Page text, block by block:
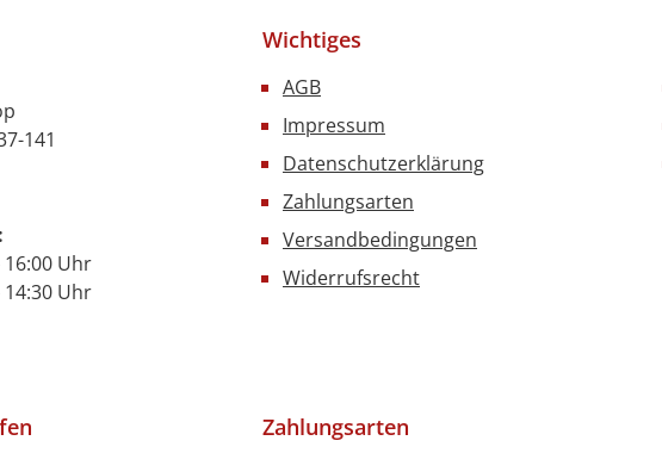
141
16:00 Uhr
Uhr
Wichtiges
AGB
Impressum
Datenschutzerklärung
Zahlungsarten
Versandbedingungen
Widerrufsrecht
Zahlungsarten